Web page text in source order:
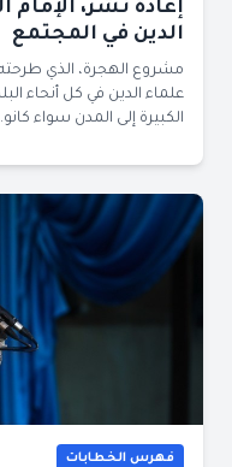
إعادة نشر،
الدين في المجتمع
مشروع الهجرة، الذي
علماء الدين في كل أنحاء
الكبيرة إلى المدن سواء
فهرس الخطابات